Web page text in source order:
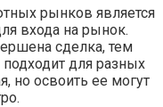
рынков является
входа на рынок.
сделка, тем
для разных
но освоить ее могут